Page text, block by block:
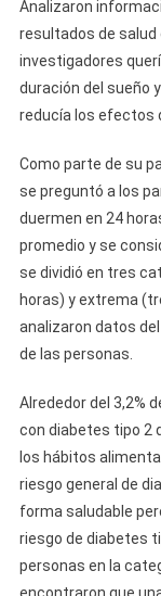
Analizaron
resultados de salud
investigadores
duración del sueño
reducía los efectos
Como parte de su
se preguntó a los
duermen en 24
promedio y se
se dividió en tres
horas) y extrema
analizaron datos
de las personas.
Alrededor del 3,2%
con diabetes tipo 2
los hábitos
riesgo general de
forma saludable
riesgo de diabetes
personas en la